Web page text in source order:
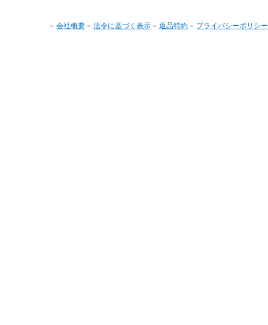
会社概要 法令に基づく表示 返品特約 プライバシーポリシー